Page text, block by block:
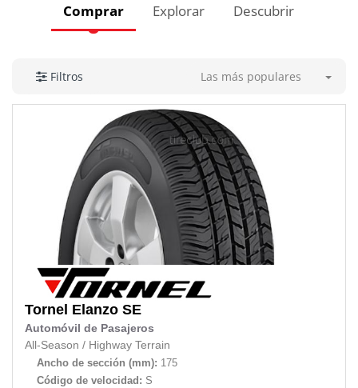
Comprar Explorar Descubrir
Filtros Las más populares
Tornel Elanzo SE
Automóvil de Pasajeros
All-Season / Highway Terrain
Ancho de sección (mm): 175
Código de velocidad: S